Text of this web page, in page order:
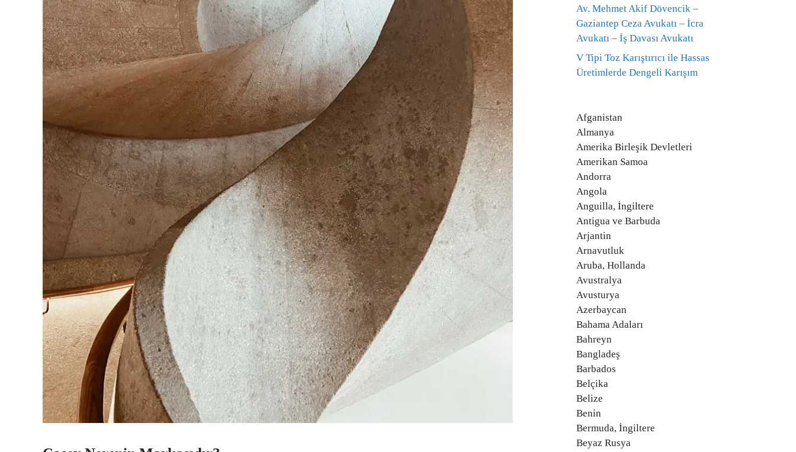
Av. Mehmet Akif Dövencik –
Gaziantep Ceza Avukatı – İcra
Avukatı – İş Davası Avukatı
V Tipi Toz Karıştırıcı ile Hassas
Üretimlerde Dengeli Karışım
Afganistan
Almanya
Amerika Birleşik Devletleri
Amerikan Samoa
Andorra
Angola
Anguilla, İngiltere
Antigua ve Barbuda
Arjantin
Arnavutluk
Aruba, Hollanda
Avustralya
Avusturya
Azerbaycan
Bahama Adaları
Bahreyn
Bangladeş
Barbados
Belçika
Belize
Benin
Bermuda, İngiltere
Beyaz Rusya